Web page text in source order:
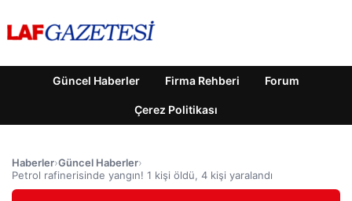
Güncel Haberler Firma Rehberi Forum
Çerez Politikası
Haberler›Güncel Haberler›
Petrol rafinerisinde yangın! 1 kişi öldü, 4 kişi yaralandı